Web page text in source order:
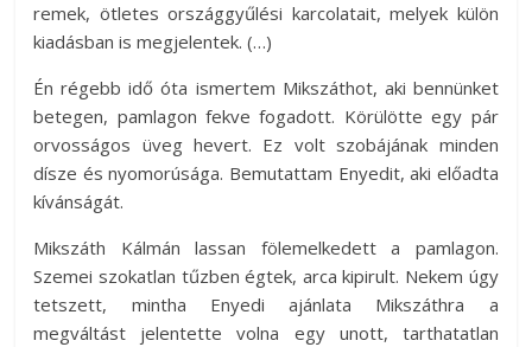
remek, ötletes országgyűlési karcolatait, melyek külön
kiadásban is megjelentek. (…)
Én régebb idő óta ismertem Mikszáthot, aki bennünket
betegen, pamlagon fekve fogadott. Körülötte egy pár
orvosságos üveg hevert. Ez volt szobájának minden
dísze és nyomorúsága. Bemutattam Enyedit, aki előadta
kívánságát.
Mikszáth Kálmán lassan fölemelkedett a pamlagon.
Szemei szokatlan tűzben égtek, arca kipirult. Nekem úgy
tetszett, mintha Enyedi ajánlata Mikszáthra a
megváltást jelentette volna egy unott, tarthatatlan